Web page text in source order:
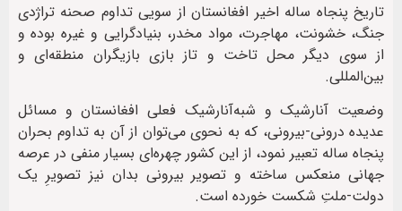
تاریخ پنجاه ساله اخیر افغانستان از سویی تداوم صحنه‌ تراژدی
جنگ، خشونت، مهاجرت، مواد مخدر، بنیادگرایی و غیره بوده و
از سوی دیگر محل تاخت و تاز بازی بازیگران منطقه‌ای و
بین‌المللی.
وضعیت آنارشیک و شبه‌آنارشیک فعلی افغانستان و مسائل
عدیده درونی-بیرونی، که به نحوی می‌توان از آن به تداوم بحران
پنجاه ساله تعبیر نمود، از این کشور چهره‌ای بسیار منفی در عرصه
جهانی منعکس ساخته و تصویر بیرونی بدان نیز تصویرِ یک
دولت-ملتِ شکست خورده است.